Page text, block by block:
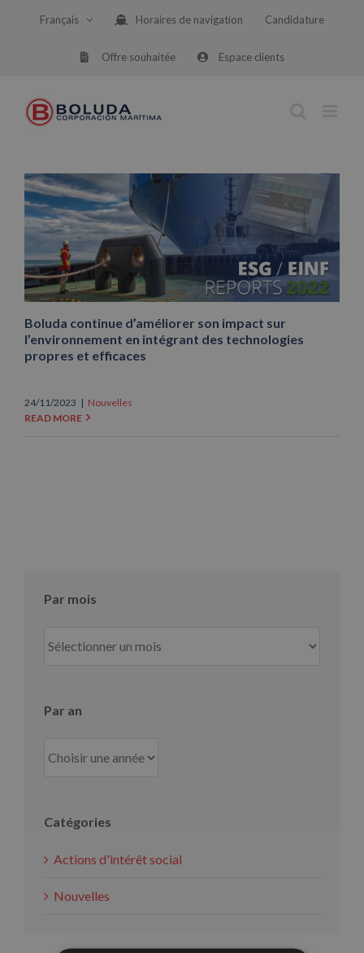
Français Horaires de navigation Candidature
Offre souhaitée Espace clients
Boluda continue d’améliorer son impact sur
l’environnement en intégrant des technologies
propres et efficaces
24/11/2023 | Nouvelles
READ MORE
Par mois
mois
Par an
Catégories
Actions d'intérêt social
Nouvelles